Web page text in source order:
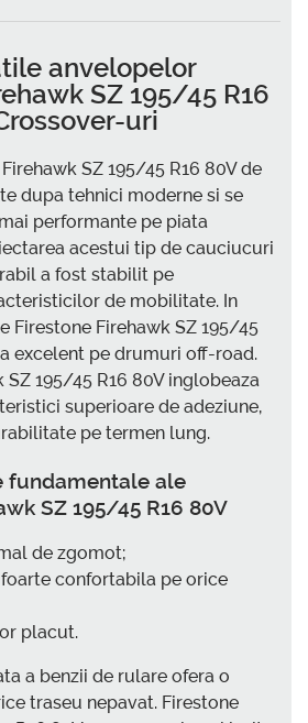
anvelopelor
SZ 195/45 R16
uri
SZ 195/45 R16 80V de
dupa tehnici moderne si se
performante pe piata
acestui tip de cauciucuri
a fost stabilit pe
de mobilitate. In
Firestone Firehawk SZ 195/45
excelent pe drumuri off-road.
SZ 195/45 R16 80V inglobeaza
superioare de adeziune,
pe termen lung.
fundamentale ale
SZ 195/45 R16 80V
de zgomot;
confortabila pe orice
placut.
a benzii de rulare ofera o
traseu nepavat. Firestone